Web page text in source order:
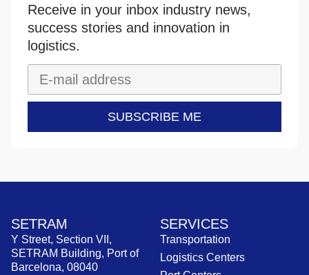
Receive in your inbox industry news,
success stories and innovation in
logistics.
SUBSCRIBE ME
SETRAM
Y Street, Section VII,
SETRAM Building, Port of
Barcelona, 08040
SERVICES
Transportation
Logistics Centers